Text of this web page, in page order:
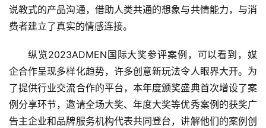
说教式的产品沟通，借助人类共通的想象与共情能力，与消
费者建立了真实的情感连接。
纵览2023ADMEN国际大奖参评案例，可以看到，媒
企合作呈现多样化趋势，许多创意新玩法令人眼界大开。为
了提供行业交流合作的平台，本年度颁奖盛典首次增设了案
例分享环节，邀请全场大奖、年度大奖等优秀案例的获奖广
告主企业和品牌服务机构代表共同登台，讲解他们的案例创